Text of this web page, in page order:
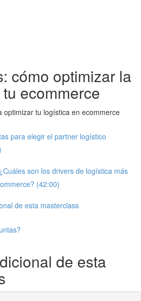
cómo optimizar la
ecommerce
optimizar tu logística en ecommerce
para elegir el partner logístico
son los drivers de logística más
(42:00)
de esta masterclass
de esta